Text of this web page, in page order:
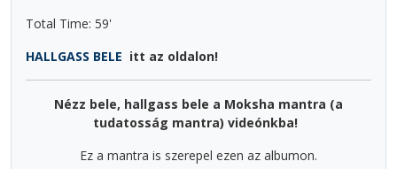
Total Time: 59'
HALLGASS BELE itt az oldalon!
Nézz bele, hallgass bele a Moksha mantra (a
tudatosság mantra) videónkba!
Ez a mantra is szerepel ezen az albumon.